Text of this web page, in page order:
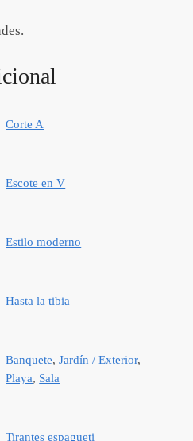
Corte A
Escote en V
Estilo moderno
Hasta la tibia
Banquete,Jardín / Exterior,
Playa, Sala
Tirantes espagueti